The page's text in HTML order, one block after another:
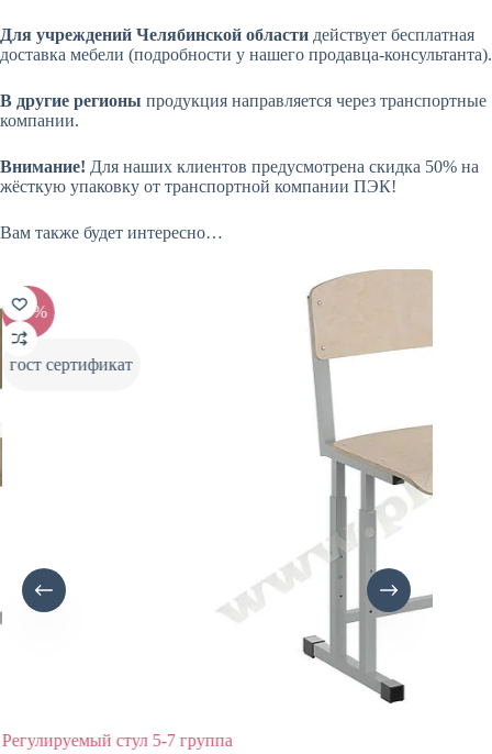
Для учреждений Челябинской области действует бесплатная
доставка мебели (подробности у нашего продавца-консультанта).
В другие регионы продукция направляется через транспортные
компании.
Внимание! Для наших клиентов предусмотрена скидка 50% на
жёсткую упаковку от транспортной компании ПЭК!
Вам также будет интересно…
-10%
гост сертификат
Регулируемый стул 5-7 группа